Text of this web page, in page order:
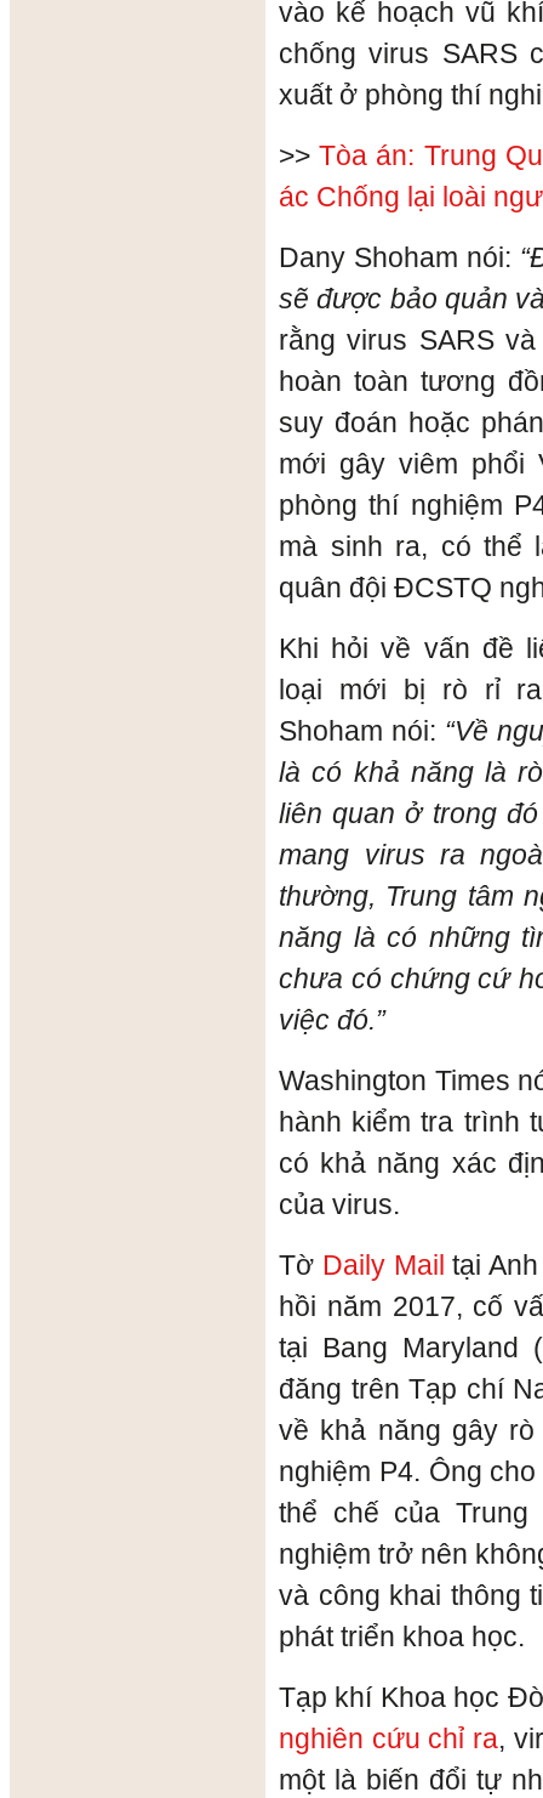
vào kế hoạch vũ
chống virus SARS
xuất ở phòng thí
>>Tòa án: Trung
ác Chống lại loài
Dany Shoham nói:
sẽ được bảo quản
rằng virus SARS
hoàn toàn tương
suy đoán hoặc
mới gây viêm phổi
phòng thí nghiệm
mà sinh ra, có thể
quân đội ĐCSTQ
Khi hỏi về vấn đề
loại mới bị rò rỉ ra
Shoham nói: “Về
là có khả năng là
liên quan ở trong
mang virus ra
thường, Trung tâm
năng là có những
chưa có chứng cứ
việc đó.”
Washington Times
hành kiểm tra trình
có khả năng xác
của virus.
Tờ Daily Mail tại
hồi năm 2017, cố
tại Bang Maryland
đăng trên Tạp chí
về khả năng gây
nghiệm P4. Ông
thể chế của
nghiệm trở nên
và công khai thông
phát triển khoa học.
Tạp khí Khoa học
nghiên cứu chỉ ra,
một là biến đổi tự